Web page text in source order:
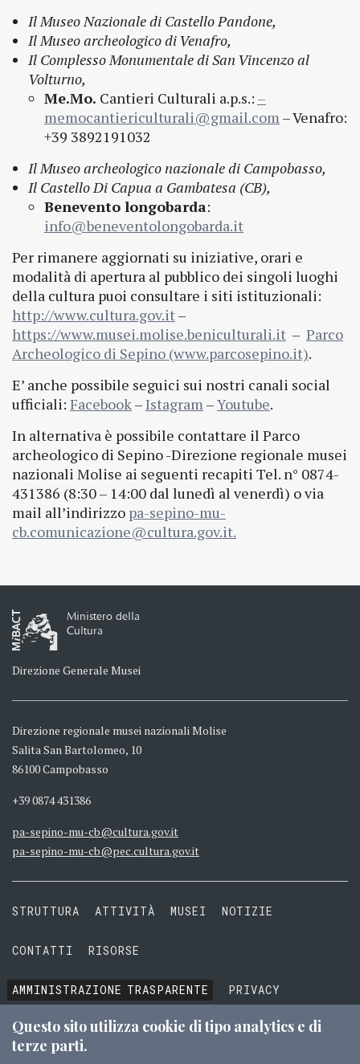
Il Museo Nazionale di Castello Pandone,
Il Museo archeologico di Venafro,
Il Complesso Monumentale di San Vincenzo al
Volturno,
Me.Mo. Cantieri Culturali a.p.s.: –
memocantiericulturali@gmail.com– Venafro:
+39 3892191032
Il Museo archeologico nazionale di Campobasso,
Il Castello Di Capua a Gambatesa (CB),
Benevento longobarda:
info@beneventolongobarda.it
Per rimanere aggiornati su iniziative, orari e
modalità di apertura al pubblico dei singoli luoghi
della cultura puoi consultare i siti istituzionali:
http://www.cultura.gov.it–
https://www.musei.molise.beniculturali.it – Parco
Archeologico di Sepino (www.parcosepino.it).
E’ anche possibile seguici sui nostri canali social
ufficiali: Facebook–Istagram–Youtube.
In alternativa è possibile contattare il Parco
archeologico di Sepino -Direzione regionale musei
nazionali Molise ai seguenti recapiti Tel. n° 0874-
431386 (8:30 – 14:00 dal lunedì al venerdì) o via
mail all’indirizzo pa-sepino-mu-
cb.comunicazione@cultura.gov.it.
Ministero della
Cultura
Direzione Generale Musei
Direzione regionale musei nazionali Molise
Salita San Bartolomeo, 10
86100 Campobasso
+39 0874 431386
pa-sepino-mu-cb@cultura.gov.it
pa-sepino-mu-cb@pec.cultura.gov.it
STRUTTURA ATTIVITÀ MUSEI NOTIZIE
CONTATTI RISORSE
AMMINISTRAZIONE TRASPARENTE
PRIVACY
COOKIE
TERMINI E CONDIZIONI
Questo sito utilizza cookie di tipo analytics e di
terze parti.